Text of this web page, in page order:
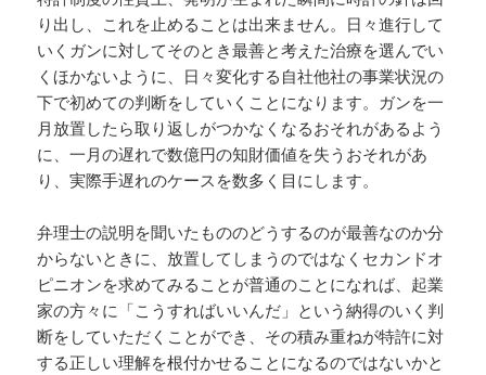
り出し、これを止めることは出来ません。日々進行して
いくガンに対してそのとき最善と考えた治療を選んでい
くほかないように、日々変化する自社他社の事業状況の
下で初めての判断をしていくことになります。ガンを一
月放置したら取り返しがつかなくなるおそれがあるよう
に、一月の遅れで数億円の知財価値を失うおそれがあ
り、実際手遅れのケースを数多く目にします。
弁理士の説明を聞いたもののどうするのが最善なのか分
からないときに、放置してしまうのではなくセカンドオ
ピニオンを求めてみることが普通のことになれば、起業
家の方々に「こうすればいいんだ」という納得のいく判
断をしていただくことができ、その積み重ねが特許に対
する正しい理解を根付かせることになるのではないかと